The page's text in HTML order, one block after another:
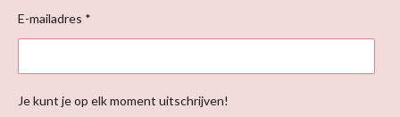
E-mailadres *
Je kunt je op elk moment uitschrijven!